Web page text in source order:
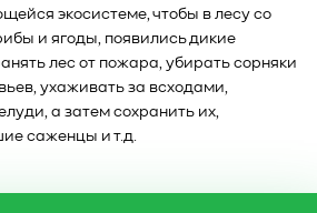
экосистеме, чтобы в лесу со
и ягоды, появились дикие
лес от пожара, убирать сорняки
ухаживать за всходами,
а затем сохранить их,
саженцы и т.д.